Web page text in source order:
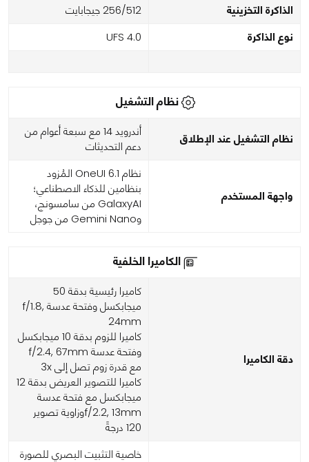
الذاكرة التخزينية 256/512 جيجابايت
نوع الذاكرة UFS 4.0
نظام التشغيل
نظام التشغيل عند الإطلاق
أندرويد 14 مع سبعة أعوام من
دعم التحديثات
واجهة المستخدم
نظام OneUI 6.1 المُزود
بنظامين للذكاء الاصطناعي؛
GalaxyAI من سامسونج،
وGemini Nano من جوجل
الكاميرا الخلفية
دقة الكاميرا
كاميرا رئيسية بدقة 50
ميجابكسل وفتحة عدسة f/1.8,
24mm
كاميرا للزوم بدقة 10 ميجابكسل
وفتحة عدسة f/2.4, 67mm
مع قدرة زوم تصل إلى 3x
كاميرا للتصوير العريض بدقة 12
ميجابكسل مع فتحة عدسة
f/2.2, 13mmوزاوية تصوير
120 درجةً
خاصية التثبيت البصري للصورة